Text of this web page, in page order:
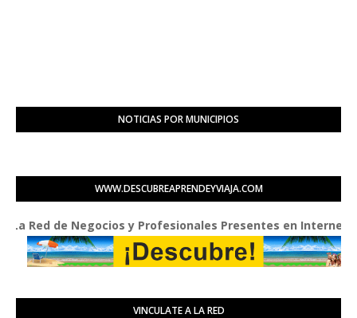
NOTICIAS POR MUNICIPIOS
WWW.DESCUBREAPRENDEYVIAJA.COM
de Negocios y Profesionales Presentes en Internet
VINCULATE A LA RED